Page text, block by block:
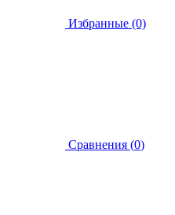
Избранные (0)
Сравнения (0)